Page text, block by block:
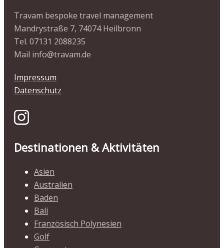
Travam bespoke travel management
Mandrystraße 7, 74074 Heilbronn
Tel. 07131 2088235
Mail info@travam.de
Impressum
Datenschutz
Destinationen & Aktivitäten
Asien
Australien
Baden
Bali
Französisch Polynesien
Golf